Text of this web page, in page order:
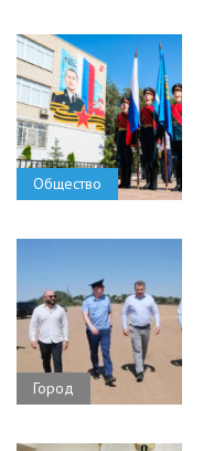
Общество
Город